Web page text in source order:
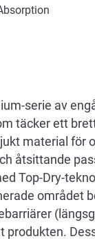
serie av
täcker ett
material
åtsittande
Top-Dry-
området
produkten.